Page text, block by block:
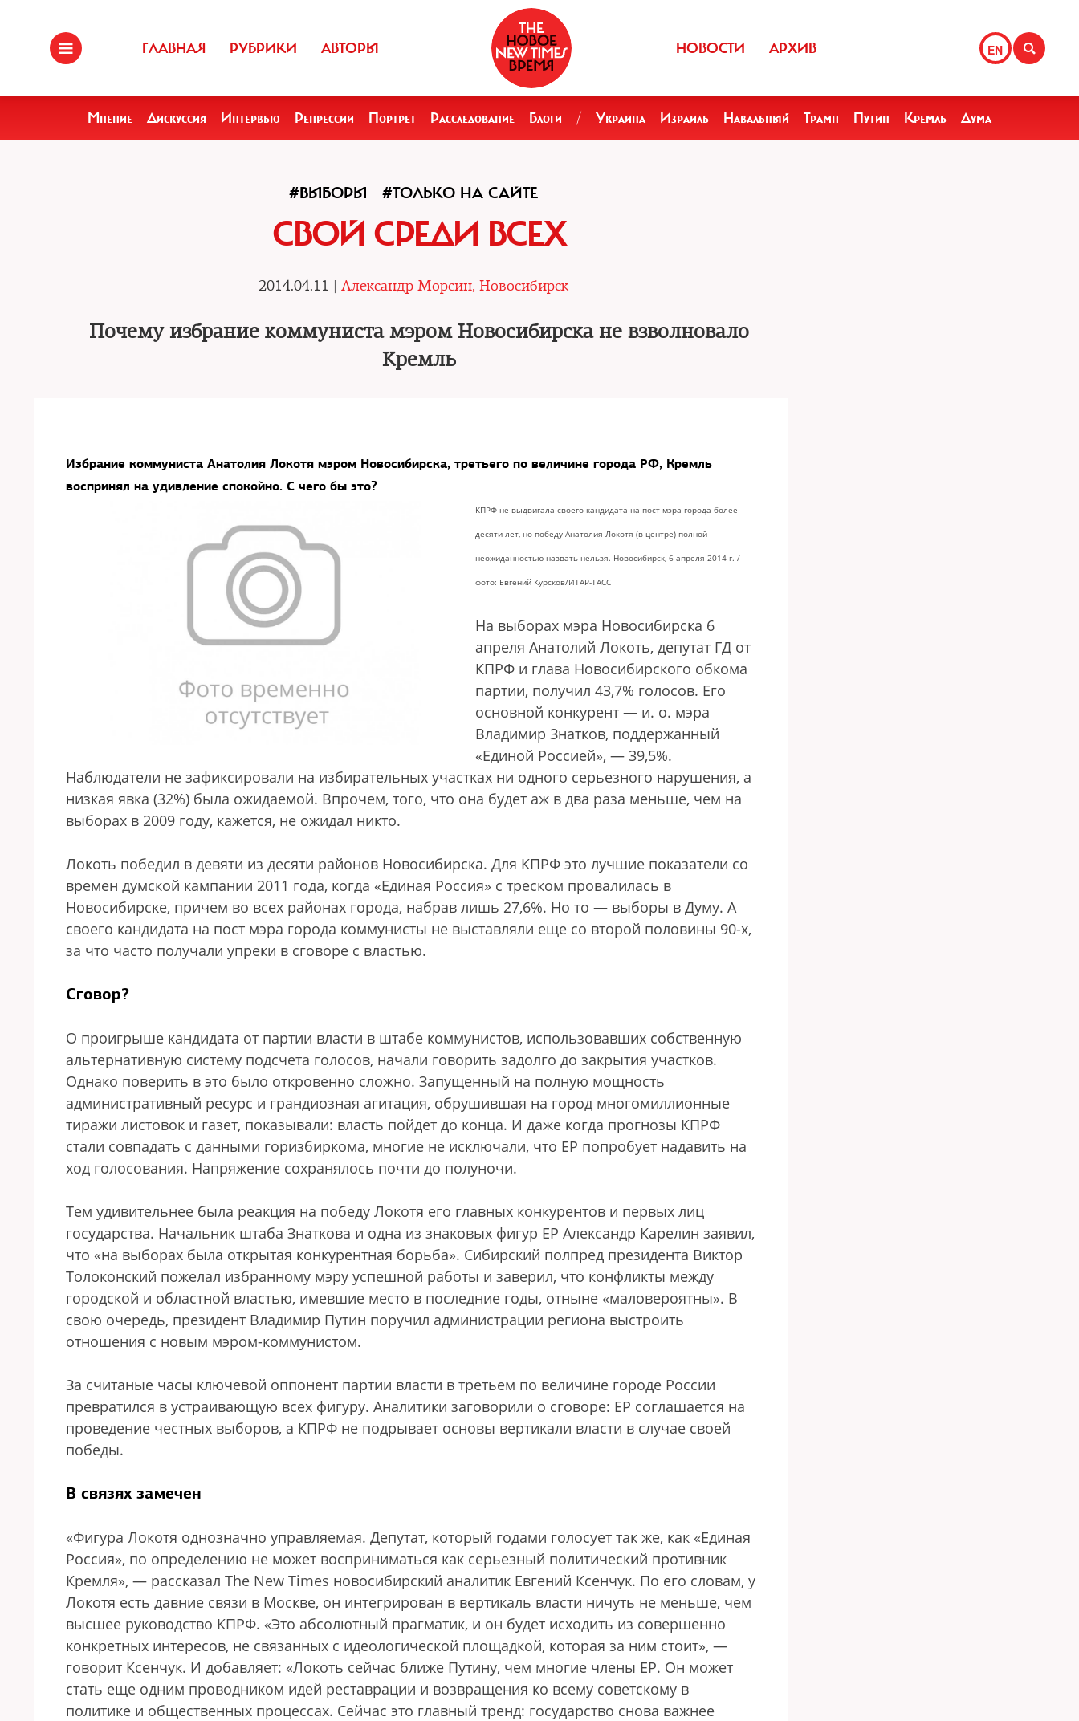
ГЛАВНАЯ РУБРИКИ АВТОРЫ EN
НОВОСТИ АРХИВ
Мнение Дискуссия Интервью Репрессии Портрет Расследование Блоги / Украина Израиль Навальный Трамп Путин Кремль Дума
#ВЫБОРЫ #ТОЛЬКО НА САЙТЕ
СВОЙ СРЕДИ ВСЕХ
2014.04.11 | Александр Морсин, Новосибирск
Почему избрание коммуниста мэром Новосибирска не взволновало
Кремль
Избрание коммуниста Анатолия Локотя мэром Новосибирска, третьего по величине города РФ, Кремль
воспринял на удивление спокойно. С чего бы это?
КПРФ не выдвигала своего кандидата на пост мэра города более
десяти лет, но победу Анатолия Локотя (в центре) полной
неожиданностью назвать нельзя. Новосибирск, 6 апреля 2014 г. /
фото: Евгений Курсков/ИТАР-ТАСС
На выборах мэра Новосибирска 6
апреля Анатолий Локоть, депутат ГД от
КПРФ и глава Новосибирского обкома
партии, получил 43,7% голосов. Его
основной конкурент — и. о. мэра
Владимир Знатков, поддержанный
«Единой Россией», — 39,5%.
Наблюдатели не зафиксировали на избирательных участках ни одного серьезного нарушения, а
низкая явка (32%) была ожидаемой. Впрочем, того, что она будет аж в два раза меньше, чем на
выборах в 2009 году, кажется, не ожидал никто.
Локоть победил в девяти из десяти районов Новосибирска. Для КПРФ это лучшие показатели со
времен думской кампании 2011 года, когда «Единая Россия» с треском провалилась в
Новосибирске, причем во всех районах города, набрав лишь 27,6%. Но то — выборы в Думу. А
своего кандидата на пост мэра города коммунисты не выставляли еще со второй половины 90-х,
за что часто получали упреки в сговоре с властью.
Сговор?
О проигрыше кандидата от партии власти в штабе коммунистов, использовавших собственную
альтернативную систему подсчета голосов, начали говорить задолго до закрытия участков.
Однако поверить в это было откровенно сложно. Запущенный на полную мощность
административный ресурс и грандиозная агитация, обрушившая на город многомиллионные
тиражи листовок и газет, показывали: власть пойдет до конца. И даже когда прогнозы КПРФ
стали совпадать с данными горизбиркома, многие не исключали, что ЕР попробует надавить на
ход голосования. Напряжение сохранялось почти до полуночи.
Тем удивительнее была реакция на победу Локотя его главных конкурентов и первых лиц
государства. Начальник штаба Знаткова и одна из знаковых фигур ЕР Александр Карелин заявил,
что «на выборах была открытая конкурентная борьба». Сибирский полпред президента Виктор
Толоконский пожелал избранному мэру успешной работы и заверил, что конфликты между
городской и областной властью, имевшие место в последние годы, отныне «маловероятны». В
свою очередь, президент Владимир Путин поручил администрации региона выстроить
отношения с новым мэром-коммунистом.
За считаные часы ключевой оппонент партии власти в третьем по величине городе России
превратился в устраивающую всех фигуру. Аналитики заговорили о сговоре: ЕР соглашается на
проведение честных выборов, а КПРФ не подрывает основы вертикали власти в случае своей
победы.
В связях замечен
«Фигура Локотя однозначно управляемая. Депутат, который годами голосует так же, как «Единая
Россия», по определению не может восприниматься как серьезный политический противник
Кремля», — рассказал The New Times новосибирский аналитик Евгений Ксенчук. По его словам, у
Локотя есть давние связи в Москве, он интегрирован в вертикаль власти ничуть не меньше, чем
высшее руководство КПРФ. «Это абсолютный прагматик, и он будет исходить из совершенно
конкретных интересов, не связанных с идеологической площадкой, которая за ним стоит», —
говорит Ксенчук. И добавляет: «Локоть сейчас ближе Путину, чем многие члены ЕР. Он может
стать еще одним проводником идей реставрации и возвращения ко всему советскому в
политике и общественных процессах. Сейчас это главный тренд: государство снова важнее